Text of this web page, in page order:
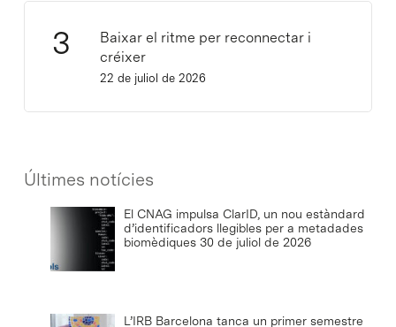
Baixar el ritme per reconnectar i
créixer
22 de juliol de 2026
Últimes notícies
El CNAG impulsa ClarID, un nou estàndard
d’identificadors llegibles per a metadades
biomèdiques 30 de juliol de 2026
L’IRB Barcelona tanca un primer semestre